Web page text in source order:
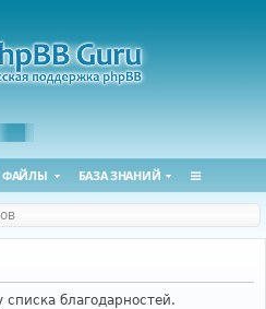
ФАЙЛЫ БАЗА ЗНАНИЙ
благодарностей.